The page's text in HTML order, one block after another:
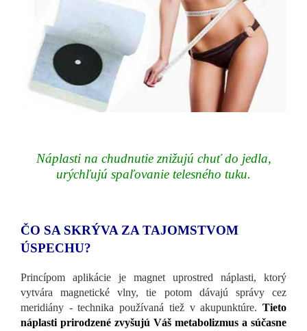
Náplasti na chudnutie znižujú chuť do jedla,
urýchľujú spaľovanie telesného tuku.
ČO SA SKRÝVA ZA TAJOMSTVOM
ÚSPECHU?
Princípom aplikácie je magnet uprostred náplasti, ktorý
vytvára magnetické vlny, tie potom dávajú správy cez
meridiány - technika používaná tiež v akupunktúre. Tieto
náplasti prirodzené zvyšujú Váš metabolizmus a súčasne